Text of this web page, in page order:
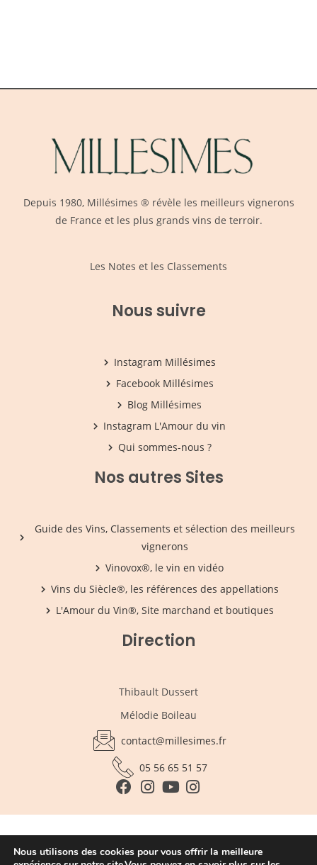
Depuis 1980, Millésimes ® révèle les meilleurs vignerons
de France et les plus grands vins de terroir.
Les Notes et les Classements
Nous suivre
Instagram Millésimes
Facebook Millésimes
Blog Millésimes
Instagram L'Amour du vin
Qui sommes-nous ?
Nos autres Sites
Guide des Vins, Classements et sélection des meilleurs
vignerons
Vinovox®, le vin en vidéo
Vins du Siècle®, les références des appellations
L'Amour du Vin®, Site marchand et boutiques
Direction
Thibault Dussert
Mélodie Boileau
contact@millesimes.fr
05 56 65 51 57
L'abus d'alcool est dangereux pour la santé , sachez apprécier
avec modération
Nous utilisons des cookies pour vous offrir la meilleure